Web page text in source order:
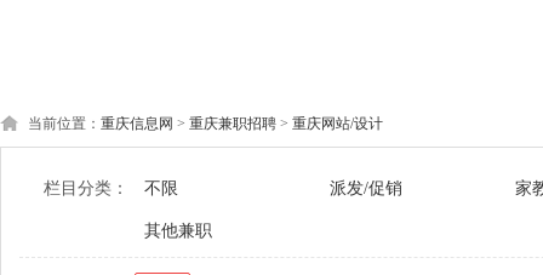
当前位置： 重庆信息网 > 重庆兼职招聘 > 重庆网站/设计
栏目分类： 不限 派发/促销 家
其他兼职